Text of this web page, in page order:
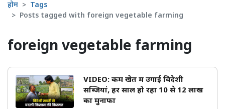
होम
Tags
Posts tagged with foreign vegetable farming
foreign vegetable farming
VIDEO: कम खेत में उगाई विदेशी
सब्जियां, हर साल हो रहा 10 से 12 लाख
का मुनाफा